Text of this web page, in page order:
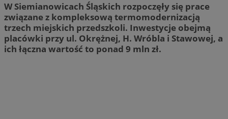
W Siemianowicach Śląskich rozpoczęły się prace
związane z kompleksową termomodernizacją
trzech miejskich przedszkoli. Inwestycje obejmą
placówki przy ul. Okrężnej, H. Wróbla i Stawowej, a
ich łączna wartość to ponad 9 mln zł.